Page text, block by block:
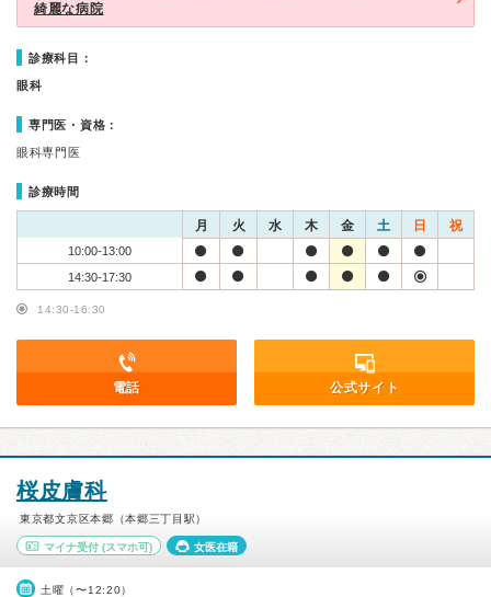
綺麗な病院
診療科目：
眼科
専門医・資格：
眼科専門医
診療時間
月 火 水 木 金 土 日 祝
10:00-13:00
14:30-17:30
14:30-16:30
電話 公式サイト
桜皮膚科
東京都文京区本郷（本郷三丁目駅）
マイナ受付 (スマホ可) 女医在籍
土曜（〜12:20）